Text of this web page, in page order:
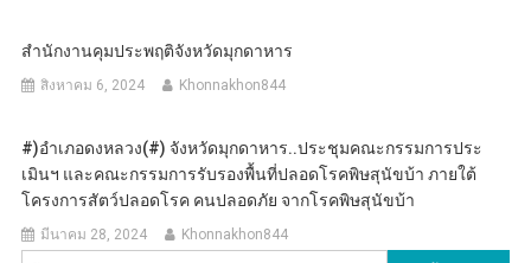
สำนักงานคุมประพฤติจังหวัดมุกดาหาร
สิงหาคม 6, 2024 Khonnakhon844
#)อำเภอดงหลวง(#) จังหวัดมุกดาหาร..ประชุมคณะกรรมการประ
เมินฯ และคณะกรรมการรับรองพื้นที่ปลอดโรคพิษสุนัขบ้า ภายใต้
โครงการสัตว์ปลอดโรค คนปลอดภัย จากโรคพิษสุนัขบ้า
มีนาคม 28, 2024 Khonnakhon844